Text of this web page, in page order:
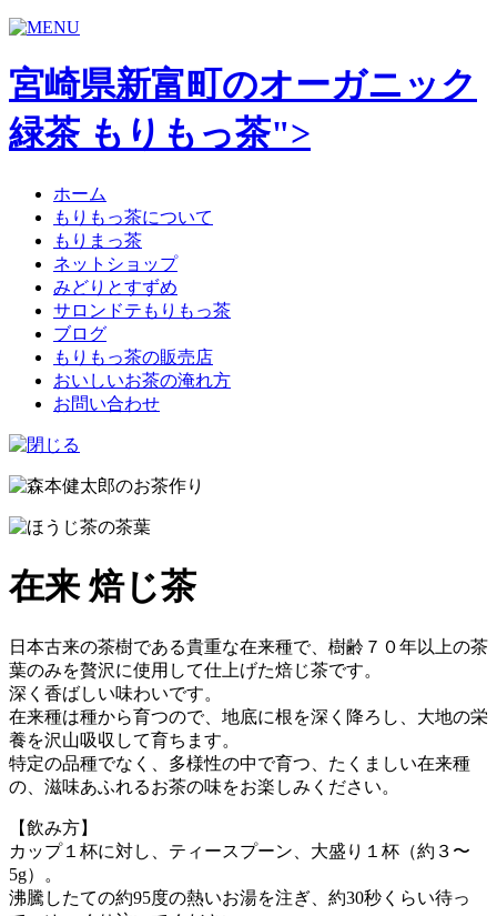
宮崎県新富町のオーガニック
緑茶 もりもっ茶">
ホーム
もりもっ茶について
もりまっ茶
ネットショップ
みどりとすずめ
サロンドテもりもっ茶
ブログ
もりもっ茶の販売店
おいしいお茶の淹れ方
お問い合わせ
在来 焙じ茶
日本古来の茶樹である貴重な在来種で、樹齢７０年以上の茶
葉のみを贅沢に使用して仕上げた焙じ茶です。
深く香ばしい味わいです。
在来種は種から育つので、地底に根を深く降ろし、大地の栄
養を沢山吸収して育ちます。
特定の品種でなく、多様性の中で育つ、たくましい在来種
の、滋味あふれるお茶の味をお楽しみください。
【飲み方】
カップ１杯に対し、ティースプーン、大盛り１杯（約３〜
5g）。
沸騰したての約95度の熱いお湯を注ぎ、約30秒くらい待っ